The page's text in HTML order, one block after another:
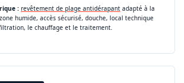
: revêtement de plage antidérapant adapté à la
humide, accès sécurisé, douche, local technique
le chauffage et le traitement.